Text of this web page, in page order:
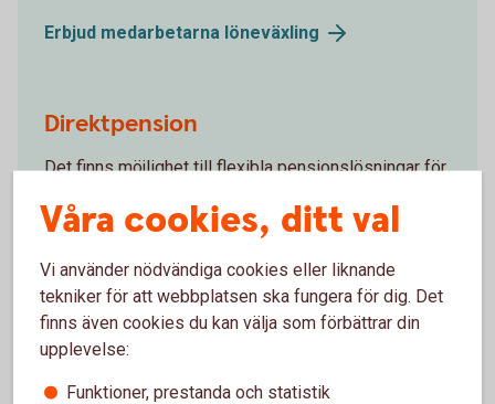
Erbjud medarbetarna löneväxling
Direktpension
Det finns möjlighet till flexibla pensionslösningar för
kapitalförsäkringens form. Till exempel när
som ett alternativ till en tjänstepension.
Direktpension
Våra cookies, ditt val
Vi använder nödvändiga cookies eller liknande
tekniker för att webbplatsen ska fungera för dig. Det
finns även cookies du kan välja som förbättrar din
upplevelse:
Funktioner, prestanda och statistik